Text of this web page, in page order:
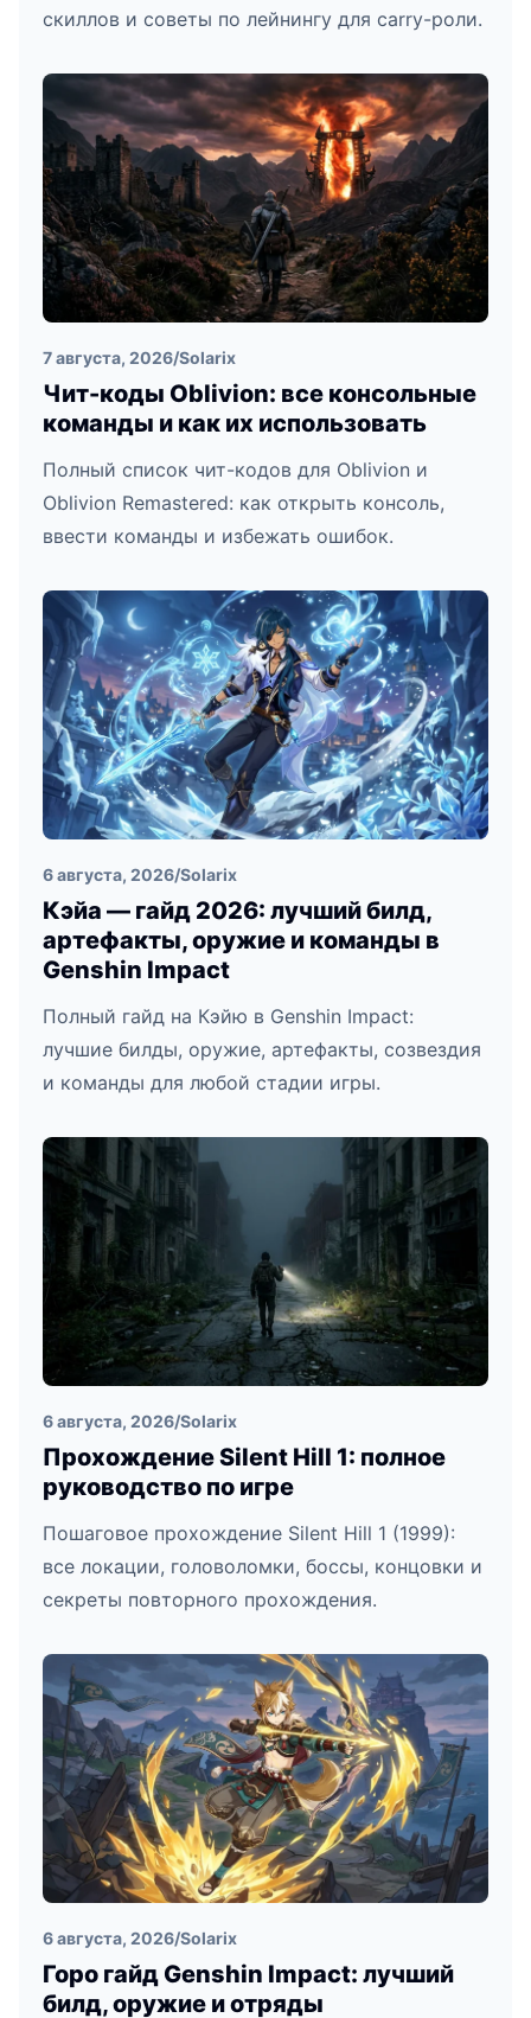
скиллов и советы по лейнингу для carry-роли.
7 августа, 2026/Solarix
Чит-коды Oblivion: все консольные
команды и как их использовать
Полный список чит-кодов для Oblivion и
Oblivion Remastered: как открыть консоль,
ввести команды и избежать ошибок.
6 августа, 2026/Solarix
Кэйа — гайд 2026: лучший билд,
артефакты, оружие и команды в
Genshin Impact
Полный гайд на Кэйю в Genshin Impact:
лучшие билды, оружие, артефакты, созвездия
и команды для любой стадии игры.
6 августа, 2026/Solarix
Прохождение Silent Hill 1: полное
руководство по игре
Пошаговое прохождение Silent Hill 1 (1999):
все локации, головоломки, боссы, концовки и
секреты повторного прохождения.
6 августа, 2026/Solarix
Горо гайд Genshin Impact: лучший
билд, оружие и отряды